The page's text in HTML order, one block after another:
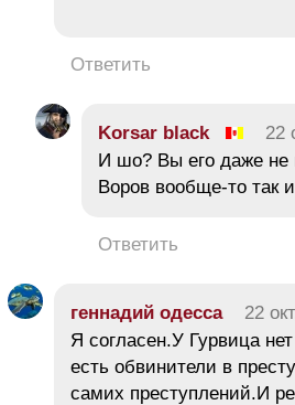
Ответить
Korsar black 22
И шо? Вы его даже не
Воров вообще-то так
Ответить
геннадий одесса 22
Я согласен.У Гурвица
есть обвинители в
самих преступлений.И